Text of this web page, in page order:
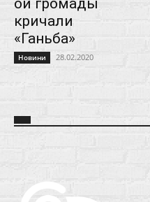
ой громады
кричали
«Ганьба»
Новини 28.02.2020